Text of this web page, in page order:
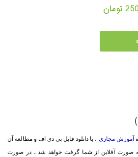
آموزش مجازی ، با دانلود فایل پی دی اف و مطالعه آن
صورت آفلاین از شما گرفت خواهد شد ، در صورت